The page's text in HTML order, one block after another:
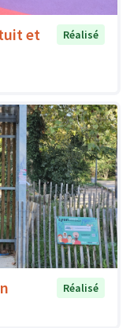
et
Réalisé
Réalisé